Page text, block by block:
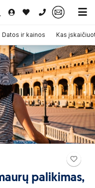
0 700 11007
Egzotinės
kelionės
Kruizai
palikimas,
Datos ir kainos Kas